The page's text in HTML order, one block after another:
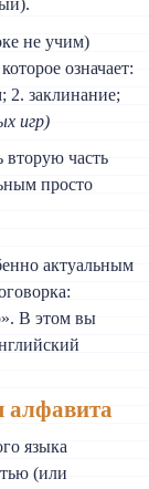
не учим)
означает:
2. заклинание;
игр)
вторую часть
просто
актуальным
В этом вы
алфавита
языка
(или